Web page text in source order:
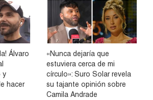
Álvaro
y
hacer
«Nunca dejaría que
estuviera cerca de mi
círculo»: Suro Solar revela
su tajante opinión sobre
Camila Andrade